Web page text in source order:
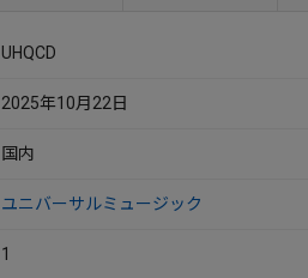
UHQCD
2025年10月22日
国内
ユニバーサルミュージック
1